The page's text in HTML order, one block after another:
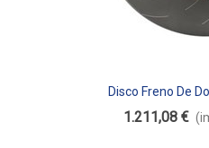
Añadir Al Carrito
Disco Freno De
Flotante
1.211,08 €